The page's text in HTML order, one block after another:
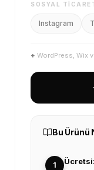
SOSYAL
Instagram
+ WordPress, Wix
Bu Ürünü
1